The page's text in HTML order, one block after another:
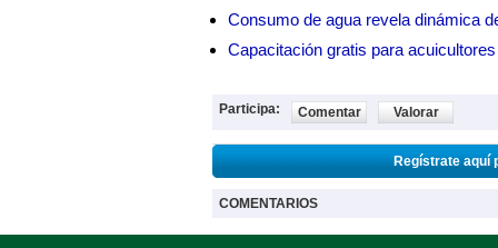
Consumo de agua revela dinámica
Capacitación gratis para
Participa: Comentar Valorar
Regístrate aquí
COMENTARIOS